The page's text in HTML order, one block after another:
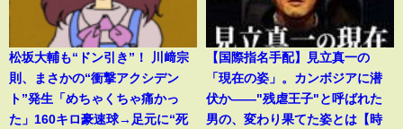
松坂大輔も“ドン引き”！ 川﨑宗
則、まさかの“衝撃アクシデン
ト”発生「めちゃくちゃ痛かっ
た」160キロ豪速球→足元に“死
【国際指名手配】見立真一の
「現在の姿」。カンボジアに潜
伏か――"残虐王子"と呼ばれた
男の、変わり果てた姿とは【時